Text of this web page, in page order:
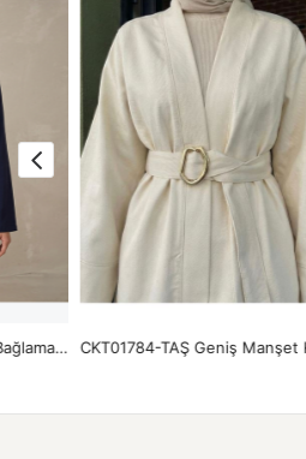
CKT01784-TAŞ Geniş Manşet Kuşak Detay Ceket-Taş